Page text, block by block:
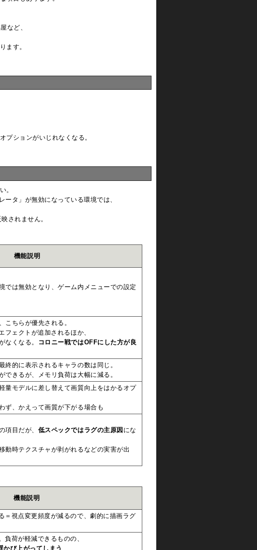
など、
ます。
プションがいじれなくなる。
い。
タ」が無効になっている環境では、
されません。
機能説明
では無効となり、ゲーム内メニューでの設定
こちらが優先される。
フェクトが追加されるほか、
なくなる。
コロニー戦ではOFFにした方が良
終的に表示されるキャラの数は同じ。
できるが、メモリ負荷は大幅に減る。
量モデルに差し替えて画質向上をはかるオプ
ず、かえって画質が下がる場合も
項目だが、 低スペックではラグの主原因 にな
動時テクスチャが剥がれるなどの実害が出
機能説明
＝視点変更頻度が減るので、劇的に描画ラグ
負荷が軽減できるものの、
び上がってしまう